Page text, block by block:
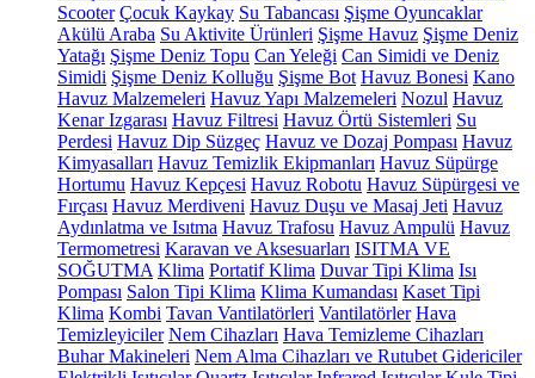
Scooter Çocuk Kaykay Su Tabancası Şişme Oyuncaklar
Akülü Araba Su Aktivite Ürünleri Şişme Havuz Şişme Deniz
Yatağı Şişme Deniz Topu Can Yeleği Can Simidi ve Deniz
Simidi Şişme Deniz Kolluğu Şişme Bot Havuz Bonesi Kano
Havuz Malzemeleri Havuz Yapı Malzemeleri Nozul Havuz
Kenar Izgarası Havuz Filtresi Havuz Örtü Sistemleri Su
Perdesi Havuz Dip Süzgeç Havuz ve Dozaj Pompası Havuz
Kimyasalları Havuz Temizlik Ekipmanları Havuz Süpürge
Hortumu Havuz Kepçesi Havuz Robotu Havuz Süpürgesi ve
Fırçası Havuz Merdiveni Havuz Duşu ve Masaj Jeti Havuz
Aydınlatma ve Isıtma Havuz Trafosu Havuz Ampulü Havuz
Termometresi Karavan ve Aksesuarları ISITMA VE
SOĞUTMA Klima Portatif Klima Duvar Tipi Klima Isı
Pompası Salon Tipi Klima Klima Kumandası Kaset Tipi
Klima Kombi Tavan Vantilatörleri Vantilatörler Hava
Temizleyiciler Nem Cihazları Hava Temizleme Cihazları
Buhar Makineleri Nem Alma Cihazları ve Rutubet Gidericiler